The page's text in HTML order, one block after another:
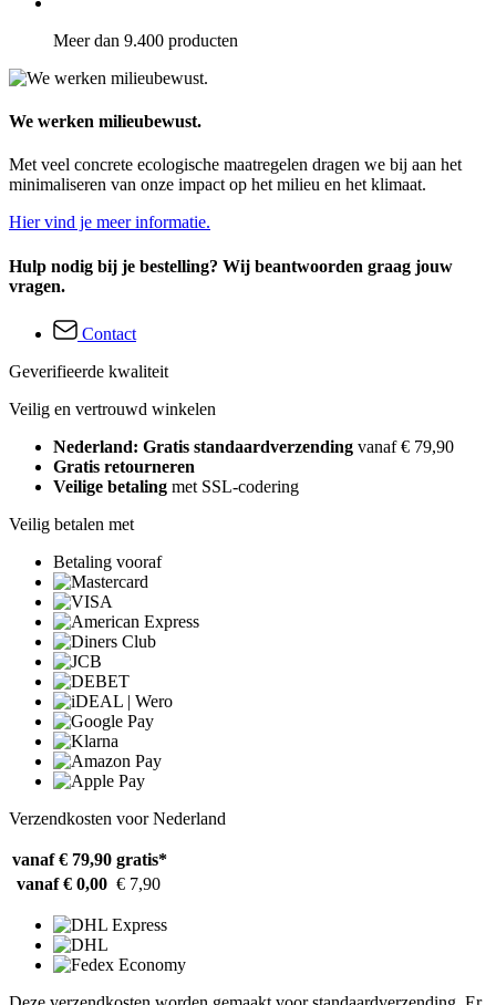
Meer dan 9.400 producten
We werken milieubewust.
Met veel concrete ecologische maatregelen dragen we bij aan het
minimaliseren van onze impact op het milieu en het klimaat.
Hier vind je meer informatie.
Hulp nodig bij je bestelling? Wij beantwoorden graag jouw
vragen.
Contact
Geverifieerde kwaliteit
Veilig en vertrouwd winkelen
Nederland: Gratis standaardverzending vanaf € 79,90
Gratis retourneren
Veilige betaling met SSL-codering
Veilig betalen met
Betaling vooraf
Verzendkosten voor Nederland
vanaf € 79,90 gratis*
vanaf € 0,00 € 7,90